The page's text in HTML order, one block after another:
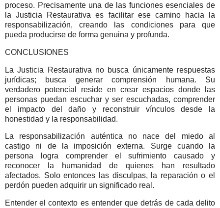
proceso. Precisamente una de las funciones esenciales de
la Justicia Restaurativa es facilitar ese camino hacia la
responsabilización, creando las condiciones para que
pueda producirse de forma genuina y profunda.
CONCLUSIONES
La Justicia Restaurativa no busca únicamente respuestas
jurídicas; busca generar comprensión humana. Su
verdadero potencial reside en crear espacios donde las
personas puedan escuchar y ser escuchadas, comprender
el impacto del daño y reconstruir vínculos desde la
honestidad y la responsabilidad.
La responsabilización auténtica no nace del miedo al
castigo ni de la imposición externa. Surge cuando la
persona logra comprender el sufrimiento causado y
reconocer la humanidad de quienes han resultado
afectados. Solo entonces las disculpas, la reparación o el
perdón pueden adquirir un significado real.
Entender el contexto es entender que detrás de cada delito